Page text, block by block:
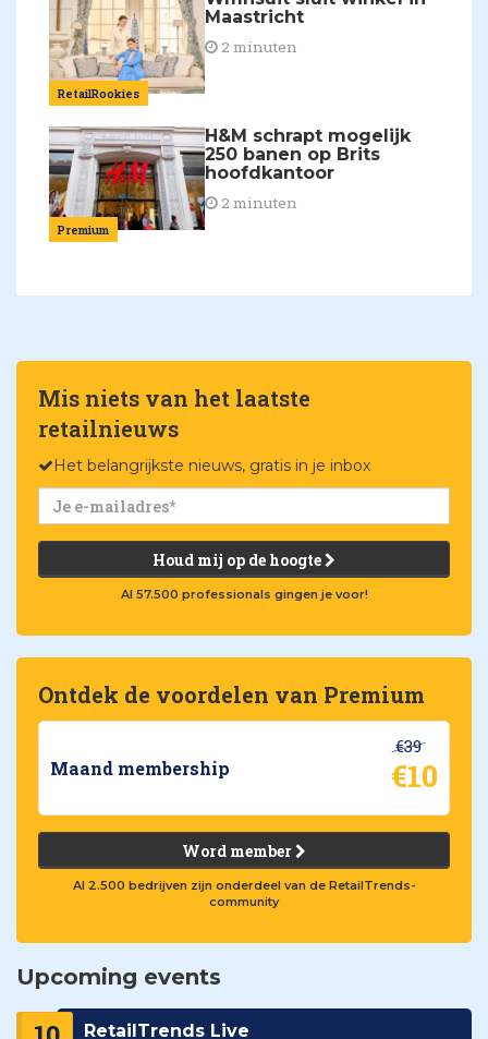
RetailRookies
Maastricht
2 minuten
Premium
H&M schrapt mogelijk
250 banen op Brits
hoofdkantoor
2 minuten
Mis niets van het laatste
retailnieuws
Het belangrijkste nieuws, gratis in je inbox
Houd mij op de hoogte
Al 57.500 professionals gingen je voor!
Ontdek de voordelen van Premium
Maand membership
€39
€10
Word member
Al 2.500 bedrijven zijn onderdeel van de RetailTrends-
community
Upcoming events
RetailTrends Live